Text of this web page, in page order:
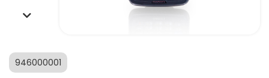
946000001